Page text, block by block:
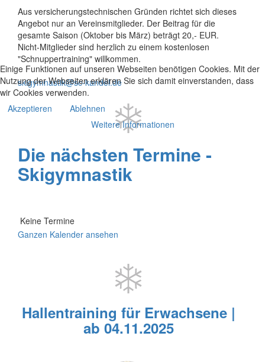
Aus versicherungstechnischen Gründen richtet sich dieses
Angebot nur an Vereinsmitglieder. Der Beitrag für die
gesamte Saison (Oktober bis März) beträgt 20,- EUR.
Nicht-Mitglieder sind herzlich zu einem kostenlosen
"Schnuppertraining" willkommen.
skigymnastik@sc-kandel.de
Die nächsten Termine -
Skigymnastik
Keine Termine
Ganzen Kalender ansehen
Hallentraining für Erwachsene |
ab 04.11.2025
Einige Funktionen auf unseren Webseiten benötigen Cookies. Mit der
Nutzung der Webseiten erklären Sie sich damit einverstanden, dass
wir Cookies verwenden.
Akzeptieren
Ablehnen
Weitere Informationen